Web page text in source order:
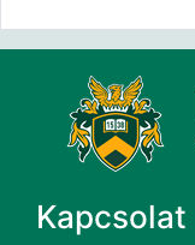
Kapcsolat